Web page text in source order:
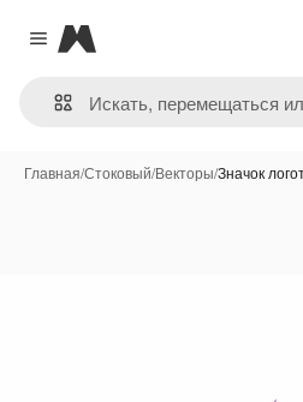
Close menu
Magnific
Главная/Стоковый/Векторы/Значок